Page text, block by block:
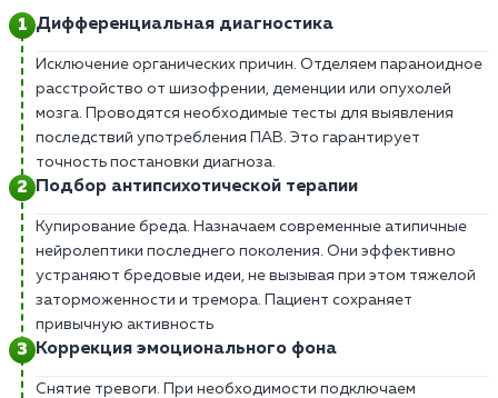
Дифференциальная диагностика
Исключение органических причин. Отделяем параноидное
расстройство от шизофрении, деменции или опухолей
мозга. Проводятся необходимые тесты для выявления
последствий употребления ПАВ. Это гарантирует
точность постановки диагноза.
Подбор антипсихотической терапии
Купирование бреда. Назначаем современные атипичные
нейролептики последнего поколения. Они эффективно
устраняют бредовые идеи, не вызывая при этом тяжелой
заторможенности и тремора. Пациент сохраняет
привычную активность
Коррекция эмоционального фона
Снятие тревоги. При необходимости подключаем